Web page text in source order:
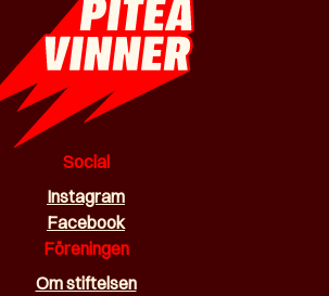
Social
Instagram
Facebook
Föreningen
Om stiftelsen